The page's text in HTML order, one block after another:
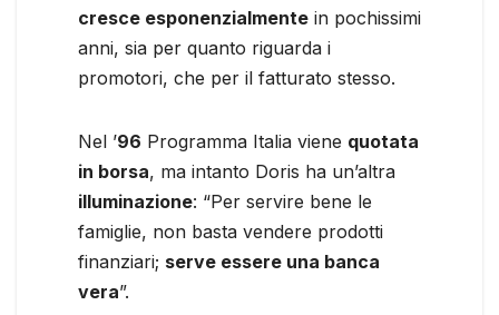
cresce esponenzialmente in pochissimi
anni, sia per quanto riguarda i
promotori, che per il fatturato stesso.
Nel ’96 Programma Italia viene quotata
in borsa, ma intanto Doris ha un’altra
illuminazione: “Per servire bene le
famiglie, non basta vendere prodotti
finanziari; serve essere una banca
vera”.